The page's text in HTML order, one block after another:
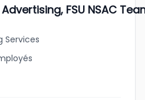
FSU NSAC
Services